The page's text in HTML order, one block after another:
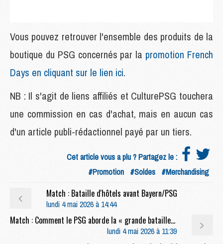
Vous pouvez retrouver l'ensemble des produits de la
boutique du PSG concernés par la promotion French
Days en cliquant sur le lien ici.
NB : Il s'agit de liens affiliés et CulturePSG touchera
une commission en cas d'achat, mais en aucun cas
d'un article publi-rédactionnel payé par un tiers.
Cet article vous a plu ? Partagez le :
#Promotion #Soldes #Merchandising
Match : Bataille d'hôtels avant Bayern/PSG
lundi 4 mai 2026 à 14:44
Match : Comment le PSG aborde la « grande bataille » de Munich
lundi 4 mai 2026 à 11:39